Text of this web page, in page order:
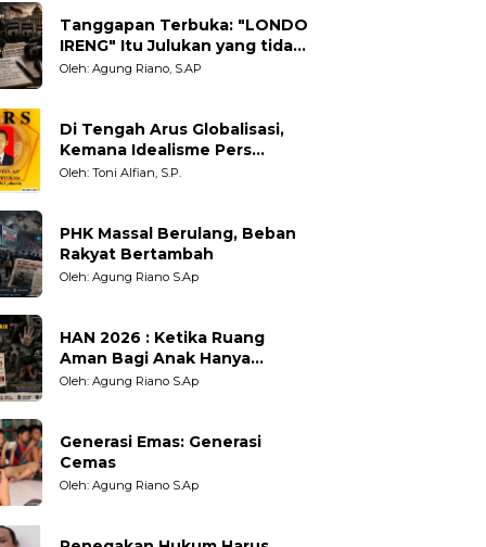
Tanggapan Terbuka: "LONDO
IRENG" Itu Julukan yang tidak
Adil untuk Wartawan,
Oleh: Agung Riano, S.AP
Di Tengah Arus Globalisasi,
Kemana Idealisme Pers
Berpihak?
Oleh: Toni Alfian, S.P.
PHK Massal Berulang, Beban
Rakyat Bertambah
Oleh: Agung Riano S.Ap
HAN 2026 : Ketika Ruang
Aman Bagi Anak Hanya
Sebatas Angan
Oleh: Agung Riano S.Ap
Generasi Emas: Generasi
Cemas
Oleh: Agung Riano S.Ap